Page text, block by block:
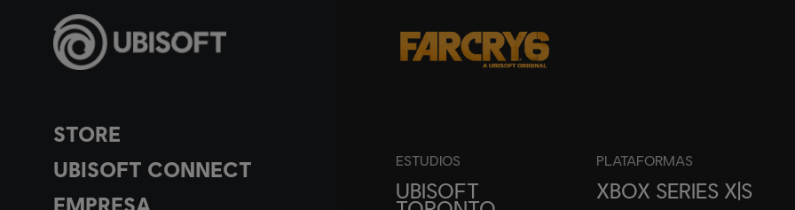
STORE
UBISOFT CONNECT
EMPRESA
ESTUDIOS
UBISOFT
PLATAFORMAS
XBOX SERIES X|S